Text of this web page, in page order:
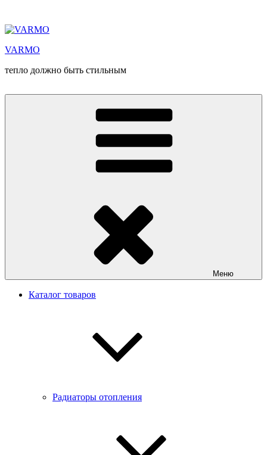
содержимому
VARMO
тепло должно быть стильным
Меню
Каталог товаров
Радиаторы отопления